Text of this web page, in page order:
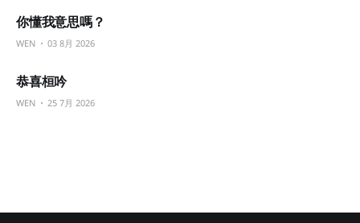
你懂我意思嗎？
WEN 03 8月 2026
恭喜桓吟
WEN 25 7月 2026